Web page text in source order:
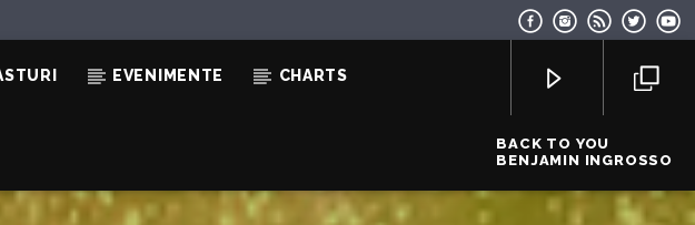
EVENIMENTE CHARTS
BACK TO YOU
BENJAMIN INGROSSO